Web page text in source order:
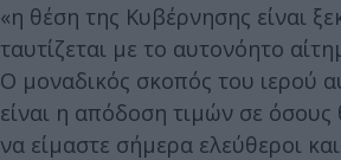
«η θέση της Κυβέρνησης είναι
ταυτίζεται με το αυτονόητο
Ο μοναδικός σκοπός του ιερού
είναι η απόδοση τιμών σε όσους
να είμαστε σήμερα ελεύθεροι